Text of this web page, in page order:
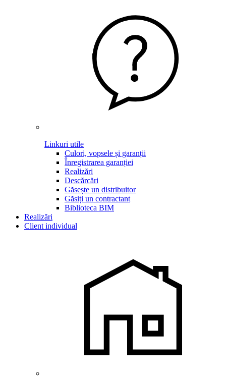
Linkuri utile
Culori, vopsele și garanții
Înregistrarea garanției
Realizări
Descărcări
Găsește un distribuitor
Găsiți un contractant
Biblioteca BIM
Realizări
Client individual